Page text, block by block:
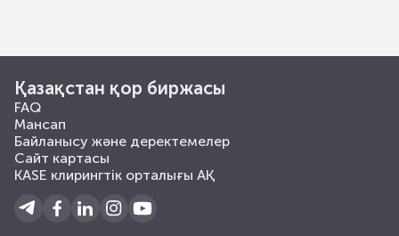
Қазақстан қор биржасы
FAQ
Мансап
Байланысу және деректемелер
Сайт картасы
KASE клирингтік орталығы АҚ